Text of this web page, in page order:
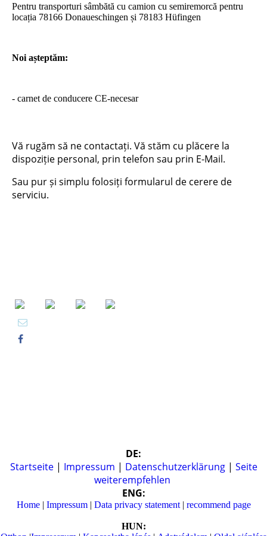
Pentru transporturi sâmbătă cu camion cu semiremorcă pentru
locația 78166 Donaueschingen și 78183 Hüfingen
Noi așteptăm:
- carnet de conducere CE-necesar
Vă rugăm să ne contactați. Vă stăm cu plăcere la
dispoziție personal, prin telefon sau prin E-Mail.
Sau pur și simplu folosiți formularul de cerere de
serviciu.
DE:
Startseite | Impressum | Datenschutzerklärung | Seite
weiterempfehlen
ENG:
Home | Impressum | Data privacy statement| recommend page
HUN: